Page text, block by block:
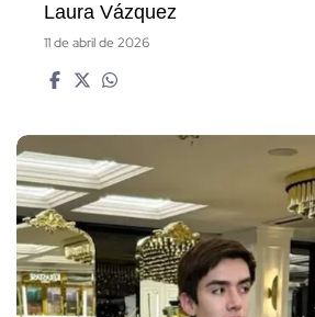
Laura Vázquez
11 de abril de 2026